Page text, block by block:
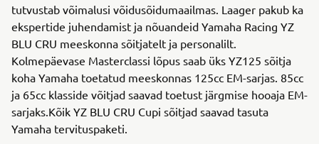
tutvustab võimalusi võidusõidumaailmas. Laager pakub ka
ekspertide juhendamist ja nõuandeid Yamaha Racing YZ
BLU CRU meeskonna sõitjatelt ja personalilt.
Kolmepäevase Masterclassi lõpus saab üks YZ125 sõitja
koha Yamaha toetatud meeskonnas 125cc EM-sarjas. 85cc
ja 65cc klasside võitjad saavad toetust järgmise hooaja EM-
sarjaks.Kõik YZ BLU CRU Cupi sõitjad saavad tasuta
Yamaha tervituspaketi.